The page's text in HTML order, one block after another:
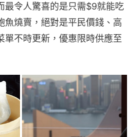
最令人驚喜的是只需$9就能吃
魚燒賣，絕對是平民價錢、高
單不時更新，優惠限時供應至